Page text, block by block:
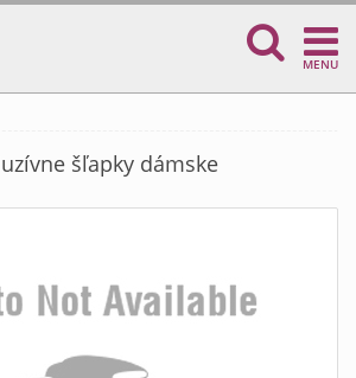
MENU
šľapky dámske